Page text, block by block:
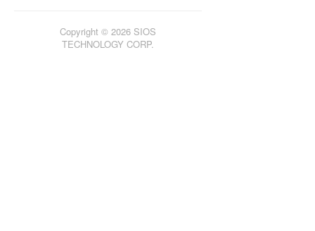
Copyright © 2026 SIOS
TECHNOLOGY CORP.